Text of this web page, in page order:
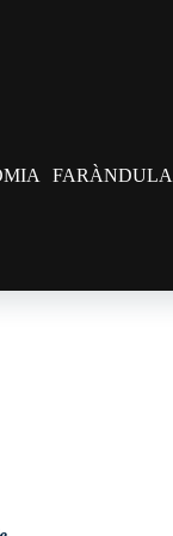
FARÀNDULA